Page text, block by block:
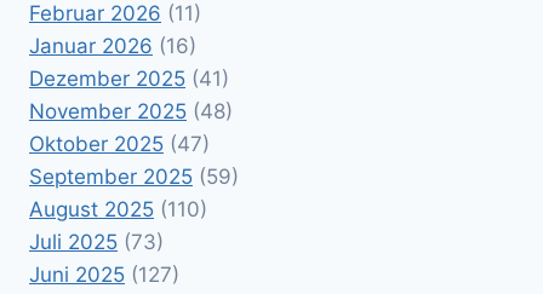
Februar 2026 (11)
Januar 2026 (16)
Dezember 2025 (41)
November 2025 (48)
Oktober 2025 (47)
September 2025 (59)
August 2025 (110)
Juli 2025 (73)
Juni 2025 (127)